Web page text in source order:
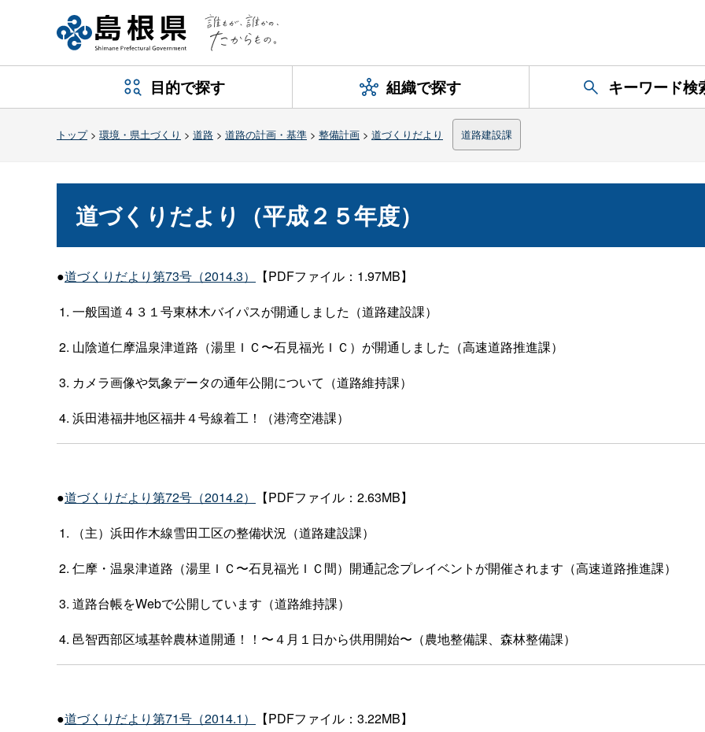
目的で探す 組織で探す キーワード検
トップ> 環境・県土づくり > 道路 > 道路の計画・基準 > 整備計画 > 道づくりだより 道路建設課
道づくりだより（平成２５年度）
●道づくりだより第73号（2014.3）
【PDFファイル：1.97MB】
一般国道４３１号東林木バイパスが開通しました（道路建設課）
山陰道仁摩温泉津道路（湯里ＩＣ〜石見福光ＩＣ）が開通しました（高速道路推進課）
カメラ画像や気象データの通年公開について（道路維持課）
浜田港福井地区福井４号線着工！（港湾空港課）
●道づくりだより第72号（2014.2）
【PDFファイル：2.63MB】
（主）浜田作木線雪田工区の整備状況（道路建設課）
仁摩・温泉津道路（湯里ＩＣ〜石見福光ＩＣ間）開通記念プレイベントが開催されます（高速道路推進課）
道路台帳をWebで公開しています（道路維持課）
邑智西部区域基幹農林道開通！！〜４月１日から供用開始〜（農地整備課、森林整備課）
●道づくりだより第71号（2014.1）
【PDFファイル：3.22MB】